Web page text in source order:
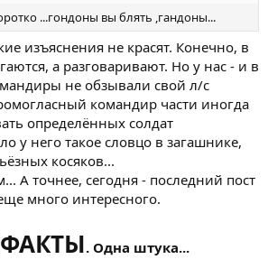
...гондоны вы блять ,гандоны...
изъяснения не красят. Конечно, в
а разговаривают. Но у нас - и в
не обзывали свой л/с
командир части иногда
определённых солдат
у него такое словцо в загашнике,
косяков...
А точнее, сегодня - последний пост
много интересного.
. Одна штука...